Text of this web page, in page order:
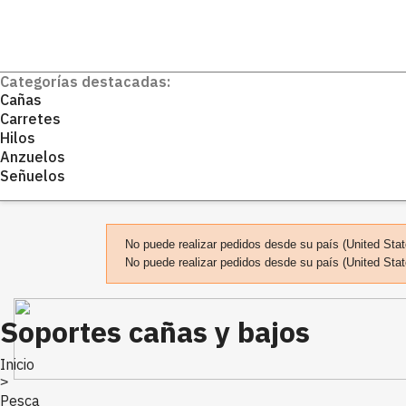
Categorías destacadas:
Cañas
Carretes
Hilos
Anzuelos
Señuelos
No puede realizar pedidos desde su país (United
No puede realizar pedidos desde su país (United
Soportes cañas y bajos
Inicio
>
Pesca